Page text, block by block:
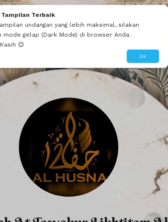
Tampilan Terbaik
undangan yang lebih maksimal, silakan
mode gelap (Dark Mode) di browser Anda.
😊
OK